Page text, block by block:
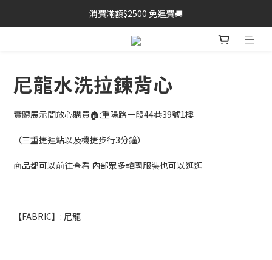
消費滿額$2500 免運費🚚
尼龍水洗拉鍊背心
實體展示間放心購買🏠:重陽路一段44巷39號1樓
（三重捷運站以及機捷步行3分鐘）
商品都可以前往查看 內部眾多韓國服裝也可以逛逛
【FABRIC】: 尼龍